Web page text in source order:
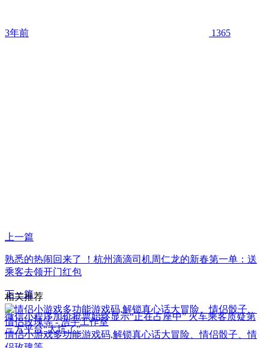
3年前 1365
上一篇
熟悉的热闹回来了 ！杭州滴滴司机周仁龙的新春第一单：送
乘客去领开门红包
下一篇
微信小程序加价抢票始终显示“正在占座中” 火车乘客质疑第
三方平台“太坑了”
相关推荐
情侣小游戏多功能游戏码,解锁真心话大冒险、情侣骰子、情